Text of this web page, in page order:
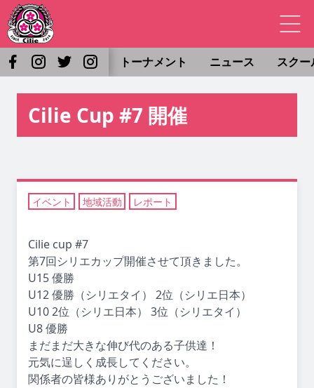
トーナメント ニュース スクー
Cilie Cup #7 開催
イベント 地域活動 レポート
Cilie cup #7
第7回シリエカップ開催させて頂きました。
U15 優勝
U12 優勝（シリエタイ） 2位（シリエ日本）
U10 2位（シリエ日本） 3位（シリエタイ）
U8 優勝
まだまだ大きな伸び代のある子供達！
元気に逞しく成長してください。
関係者の皆様ありがとうございました！